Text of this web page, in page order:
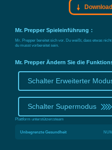
Download
Mr. Prepper Spieleinführung：
Mr. Prepper bereitet sich vor. Du weißt, dass etwas
du musst vorbereitet sein.
Mr. Prepper Ändern Sie die
Schalter Erweiterter
Schalter Supermodus
Plattform unterstützen:steam
Unbegrenzte Gesundheit